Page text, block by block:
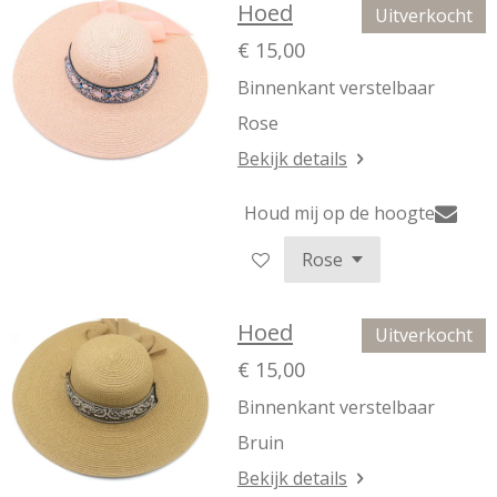
Uitverkocht
Hoed
€ 15,00
Binnenkant verstelbaar
Rose
Bekijk details
Houd mij op de hoogte
Uitverkocht
Hoed
€ 15,00
Binnenkant verstelbaar
Bruin
Bekijk details